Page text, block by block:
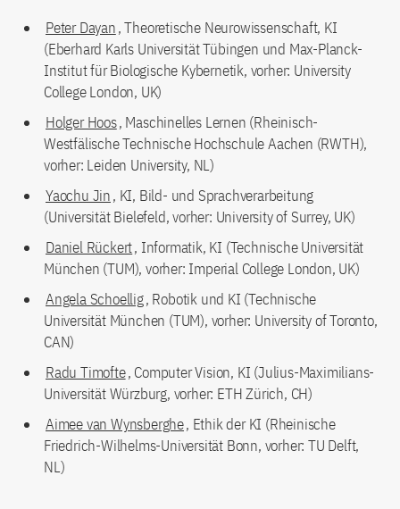
Peter Dayan, Theoretische Neurowissenschaft, KI
(Eberhard Karls Universität Tübingen und Max-Planck-
Institut für Biologische Kybernetik, vorher: University
College London, UK)
Holger Hoos, Maschinelles Lernen (Rheinisch-
Westfälische Technische Hochschule Aachen (RWTH),
vorher: Leiden University, NL)
Yaochu Jin, KI, Bild- und Sprachverarbeitung
(Universität Bielefeld, vorher: University of Surrey, UK)
Daniel Rückert, Informatik, KI (Technische Universität
München (TUM), vorher: Imperial College London, UK)
Angela Schoellig, Robotik und KI (Technische
Universität München (TUM), vorher: University of Toronto,
CAN)
Radu Timofte, Computer Vision, KI (Julius-Maximilians-
Universität Würzburg, vorher: ETH Zürich, CH)
Aimee van Wynsberghe, Ethik der KI (Rheinische
Friedrich-Wilhelms-Universität Bonn, vorher: TU Delft,
NL)